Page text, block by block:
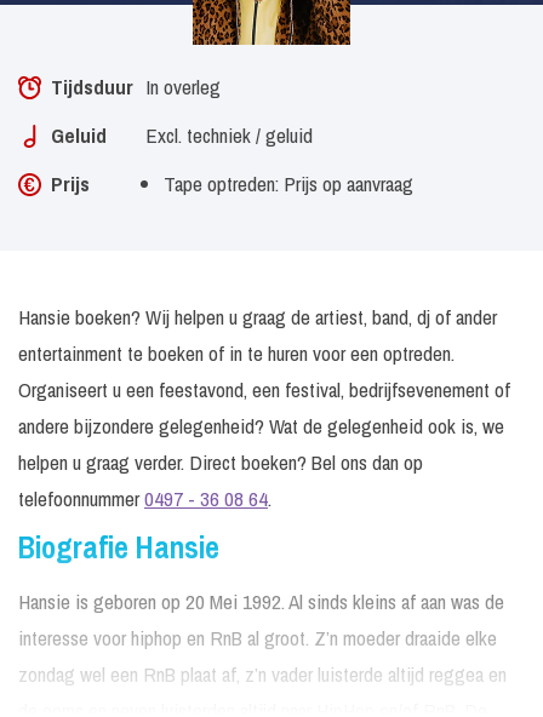
Tijdsduur In overleg
Geluid
Excl. techniek / geluid
Prijs
Tape optreden: Prijs op aanvraag
Hansie boeken? Wij helpen u graag de artiest, band, dj of ander
entertainment te boeken of in te huren voor een optreden.
Organiseert u een feestavond, een festival, bedrijfsevenement of
andere bijzondere gelegenheid? Wat de gelegenheid ook is, we
helpen u graag verder. Direct boeken? Bel ons dan op
telefoonnummer0497 - 36 08 64.
Biografie Hansie
Hansie is geboren op 20 Mei 1992. Al sinds kleins af aan was de
interesse voor hiphop en RnB al groot. Z’n moeder draaide elke
zondag wel een RnB plaat af, z’n vader luisterde altijd reggea en